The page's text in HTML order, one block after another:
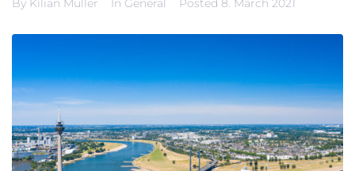
By Kilian Müller In General Posted 8. March 2021